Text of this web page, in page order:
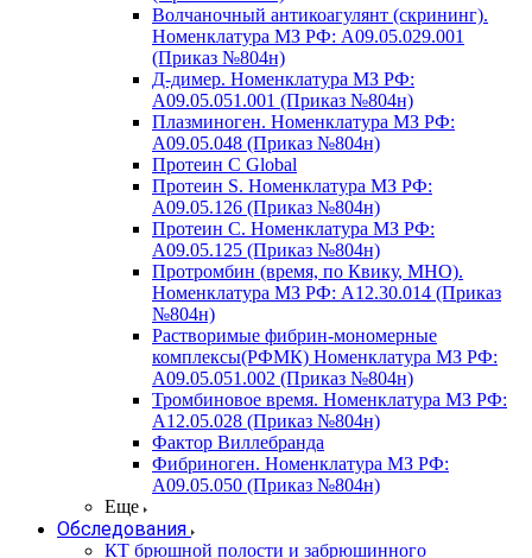
Волчаночный антикоагулянт (скрининг).
Номенклатура МЗ РФ: A09.05.029.001
(Приказ №804н)
Д-димер. Номенклатура МЗ РФ:
A09.05.051.001 (Приказ №804н)
Плазминоген. Номенклатура МЗ РФ:
A09.05.048 (Приказ №804н)
Протеин C Global
Протеин S. Номенклатура МЗ РФ:
A09.05.126 (Приказ №804н)
Протеин С. Номенклатура МЗ РФ:
A09.05.125 (Приказ №804н)
Протромбин (время, по Квику, МНО).
Номенклатура МЗ РФ: A12.30.014 (Приказ
№804н)
Растворимые фибрин-мономерные
комплексы(РФМК) Номенклатура МЗ РФ:
A09.05.051.002 (Приказ №804н)
Тромбиновое время. Номенклатура МЗ РФ:
A12.05.028 (Приказ №804н)
Фактор Виллебранда
Фибриноген. Номенклатура МЗ РФ:
A09.05.050 (Приказ №804н)
Еще
Обследования
КТ брюшной полости и забрюшинного